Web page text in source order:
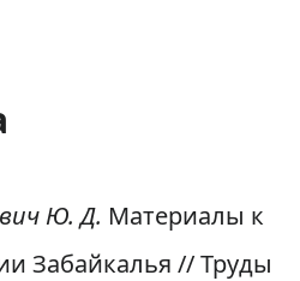
Ю. Д. Материалы к
Забайкалья // Труды